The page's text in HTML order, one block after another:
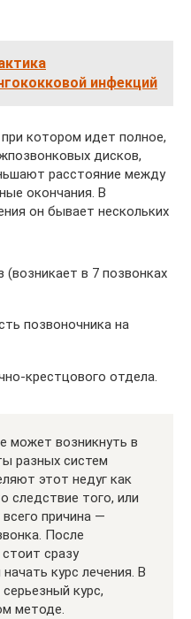
инфекций
котором идет полное,
дисков,
расстояние между
окончания. В
он бывает нескольких
в 7 позвонках
позвоночника на
крестцового отдела.
может возникнуть в
разных систем
этот недуг как
следствие того, или
причина —
После
сразу
курс лечения. В
курс,
методе.